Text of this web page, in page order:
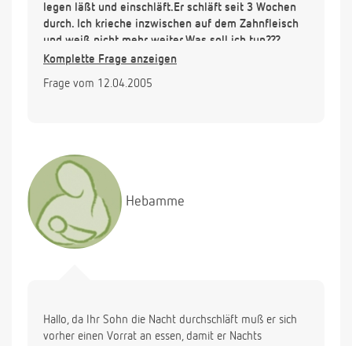
legen läßt und einschläft.Er schläft seit 3 Wochen
durch. Ich krieche inzwischen auf dem Zahnfleisch
und weiß nicht mehr weiter.Was soll ich tun???
Komplette Frage anzeigen
Frage vom 12.04.2005
Hebamme
Hallo, da Ihr Sohn die Nacht durchschläft muß er sich
vorher einen Vorrat an essen, damit er Nachts